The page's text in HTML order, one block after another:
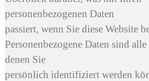
personenbezogenen Daten
passiert, wenn Sie diese Website
Personenbezogene Daten sind
denen Sie
persönlich identifiziert werden